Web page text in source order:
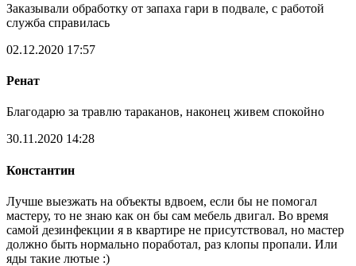
Заказывали обработку от запаха гари в подвале, с работой
служба справилась
02.12.2020 17:57
Ренат
Благодарю за травлю тараканов, наконец живем спокойно
30.11.2020 14:28
Константин
Лучше выезжать на объекты вдвоем, если бы не помогал
мастеру, то не знаю как он бы сам мебель двигал. Во время
самой дезинфекции я в квартире не присутствовал, но мастер
должно быть нормально поработал, раз клопы пропали. Или
яды такие лютые :)